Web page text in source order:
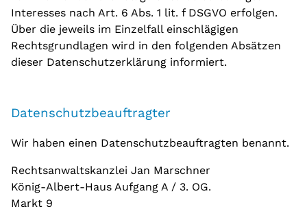
Interesses nach Art. 6 Abs. 1 lit. f DSGVO erfolgen.
Über die jeweils im Einzelfall einschlägigen
Rechtsgrundlagen wird in den folgenden Absätzen
dieser Datenschutzerklärung informiert.
Datenschutz­beauftragter
Wir haben einen Datenschutzbeauftragten benannt.
Rechtsanwaltskanzlei Jan Marschner
König-Albert-Haus Aufgang A / 3. OG.
Markt 9